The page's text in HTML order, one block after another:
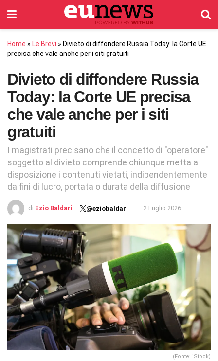
Home » Le Brevi » Divieto di diffondere Russia Today: la Corte UE
precisa che vale anche per i siti gratuiti
Divieto di diffondere Russia
Today: la Corte UE precisa
che vale anche per i siti
gratuiti
I magistrati precisano che il concetto di "operatore"
soggetto al divieto comprende chiunque metta a
disposizione i contenuti vietati, indipendentemente
da fini di lucro, portata o durata della diffusione
di Ezio Baldari @eziobaldari 2 Luglio 2026
(Fonte: iStock)